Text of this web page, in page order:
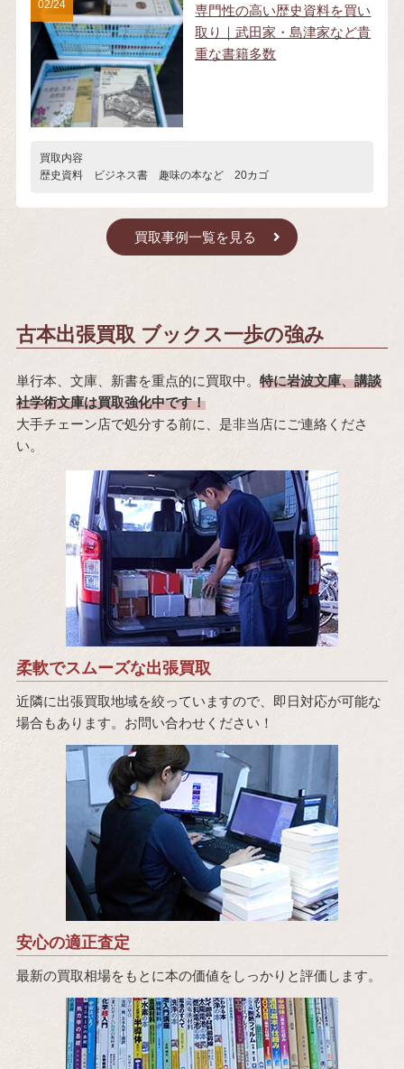
専門性の高い歴史資料を買い
取り｜武田家・島津家など貴
重な書籍多数
買取内容
歴史資料 ビジネス書 趣味の本など 20カゴ
02/24
買取事例一覧を見る
古本出張買取 ブックス一歩の強み
単行本、文庫、新書を重点的に買取中。 特に岩波文庫、講談
社学術文庫は買取強化中です！
大手チェーン店で処分する前に、是非当店にご連絡くださ
い。
柔軟でスムーズな出張買取
近隣に出張買取地域を絞っていますので、即日対応が可能な
場合もあります。お問い合わせください！
安心の適正査定
最新の買取相場をもとに本の価値をしっかりと評価します。